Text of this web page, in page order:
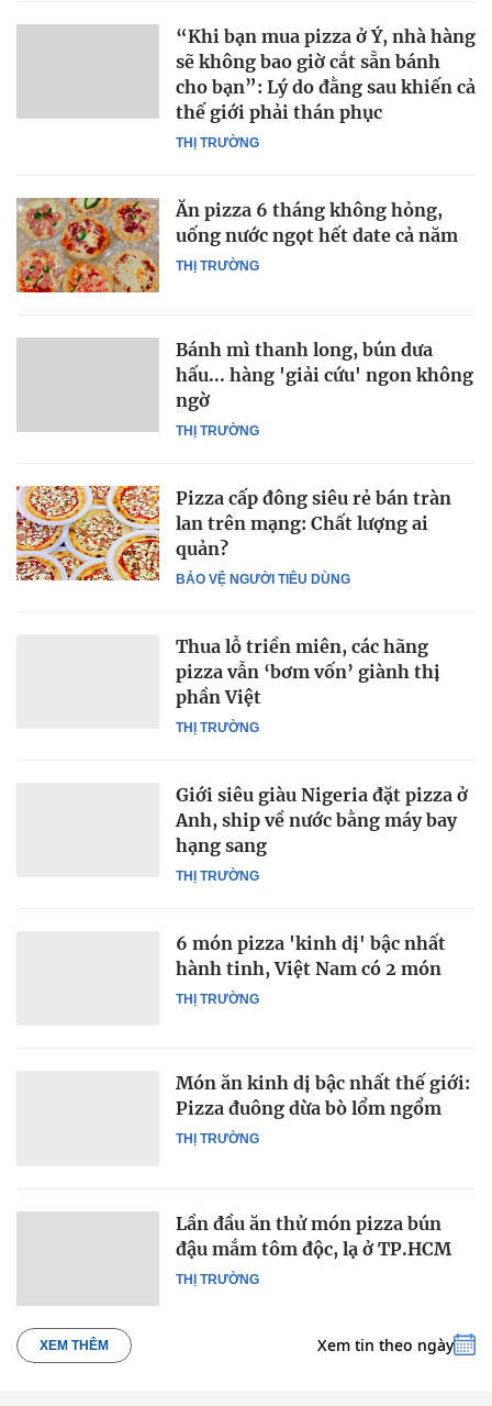
THỊ TRƯỜNG
“Khi bạn mua pizza ở Ý, nhà hàng
sẽ không bao giờ cắt sẵn bánh
cho bạn”: Lý do đằng sau khiến cả
thế giới phải thán phục
THỊ TRƯỜNG
Ăn pizza 6 tháng không hỏng,
uống nước ngọt hết date cả năm
THỊ TRƯỜNG
Bánh mì thanh long, bún dưa
hấu... hàng 'giải cứu' ngon không
ngờ
BẢO VỆ NGƯỜI TIÊU DÙNG
Pizza cấp đông siêu rẻ bán tràn
lan trên mạng: Chất lượng ai
quản?
THỊ TRƯỜNG
Thua lỗ triền miên, các hãng
pizza vẫn ‘bơm vốn’ giành thị
phần Việt
THỊ TRƯỜNG
Giới siêu giàu Nigeria đặt pizza ở
Anh, ship về nước bằng máy bay
hạng sang
THỊ TRƯỜNG
6 món pizza 'kinh dị' bậc nhất
hành tinh, Việt Nam có 2 món
THỊ TRƯỜNG
Món ăn kinh dị bậc nhất thế giới:
Pizza đuông dừa bò lổm ngổm
THỊ TRƯỜNG
Lần đầu ăn thử món pizza bún
đậu mắm tôm độc, lạ ở TP.HCM
XEM THÊM Xem tin theo ngày